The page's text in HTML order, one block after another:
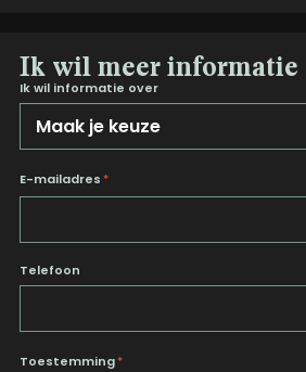
Ik wil meer informatie
Ik wil informatie over
E-mailadres *
Telefoon
Toestemming*